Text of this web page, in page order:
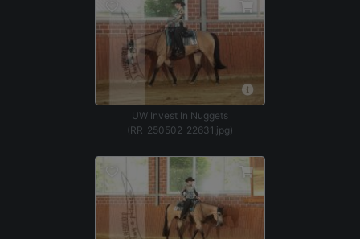
UW Invest In Nuggets
(RR_250502_22631.jpg)